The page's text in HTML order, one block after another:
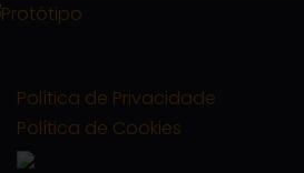
Política de Privacidade
Política de Cookies